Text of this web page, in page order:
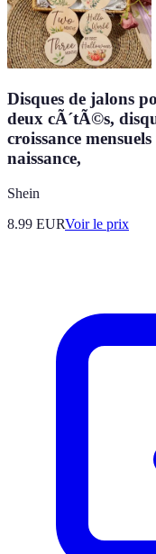
Disques de jalons
deux cÃ´tÃ©s,
croissance
naissance,
Shein
8.99 EURVoir le prix